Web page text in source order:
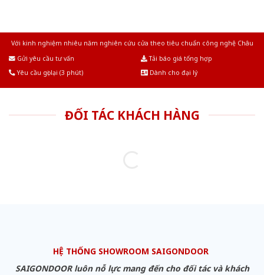
Với kinh nghiệm nhiêu năm nghiên cứu cửa theo tiêu chuẩn công nghệ Châu
Gửi yêu cầu tư vấn
Tải báo giá tổng hợp
Yêu cầu gọi lại (3 phút)
Dành cho đại lý
ĐỐI TÁC KHÁCH HÀNG
HỆ THỐNG SHOWROOM SAIGONDOOR
SAIGONDOOR luôn nỗ lực mang đến cho đối tác và khách